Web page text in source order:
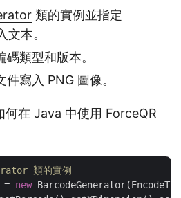
類的實例並指定
文本。
類型和版本。
寫入 PNG 圖像。
何在 Java 中使用 ForceQR
類的實例
= new